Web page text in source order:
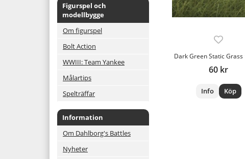
Figurspel och
modellbygge
Om figurspel
Bolt Action
WWIII: Team Yankee
Målartips
Spelträffar
Information
Om Dahlborg's Battles
Nyheter
Dark Green Static
60 kr
Info Köp